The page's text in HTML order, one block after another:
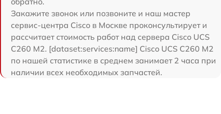
Закажите звонок или позвоните и наш мастер
сервис-центра Cisco в Москве проконсультирует и
рассчитает стоимость работ над сервера Cisco UCS
C260 M2. [dataset:services:name] Cisco UCS C260 M2
по нашей статистике в среднем занимает 2 часа при
наличии всех необходимых запчастей.